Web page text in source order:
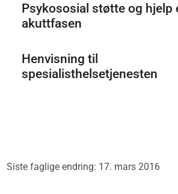
Psykososial støtte og hjelp
akuttfasen
Henvisning til
spesialisthelsetjenesten
Siste faglige endring: 17. mars 2016